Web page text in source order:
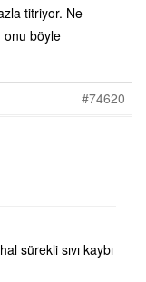
titriyor. Ne
onu böyle
#74620
sürekli sıvı kaybı